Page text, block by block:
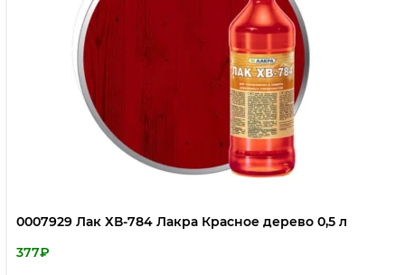
0007929 Лак ХВ-784 Лакра Красное дерево 0,5 л
377₽